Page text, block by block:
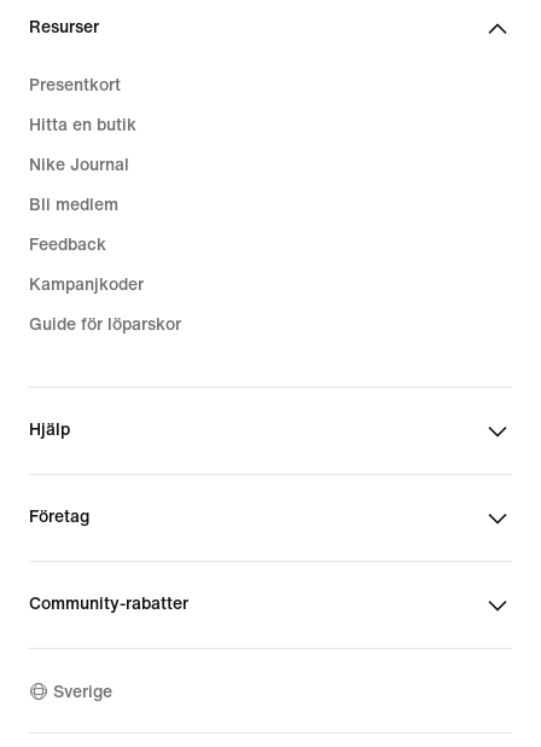
Resurser
Presentkort
Hitta en butik
Nike Journal
Bli medlem
Feedback
Kampanjkoder
Guide för löparskor
Hjälp
Företag
Community-rabatter
Sverige